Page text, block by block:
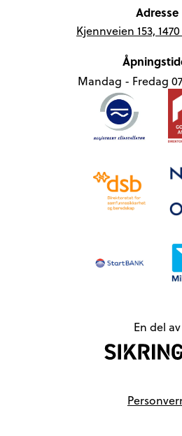
Adresse
Kjennveien 153,
Mandag - Fredag
En del av